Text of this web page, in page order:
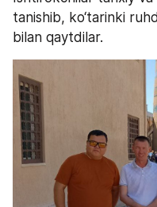
tanishib, ko‘tarinki
bilan qaytdilar.